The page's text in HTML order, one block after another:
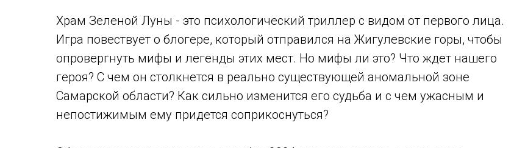
Храм Зеленой Луны - это психологический триллер с видом от первого лица.
Игра повествует о блогере, который отправился на Жигулевские горы, чтобы
опровергнуть мифы и легенды этих мест. Но мифы ли это? Что ждет нашего
героя? С чем он столкнется в реально существующей аномальной зоне
Самарской области? Как сильно изменится его судьба и с чем ужасным и
непостижимым ему придется соприкоснуться?